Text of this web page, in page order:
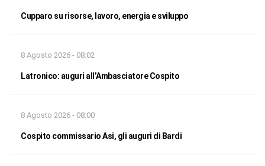
Cupparo su risorse, lavoro, energia e sviluppo
8 Agosto 2026 - 08:02
Latronico: auguri all’Ambasciatore Cospito
8 Agosto 2026 - 08:00
Cospito commissario Asi, gli auguri di Bardi